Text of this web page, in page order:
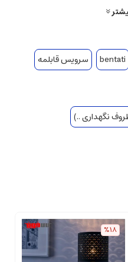
bentati سرویس قابلمه
ظروف نگهداری ..)
%18